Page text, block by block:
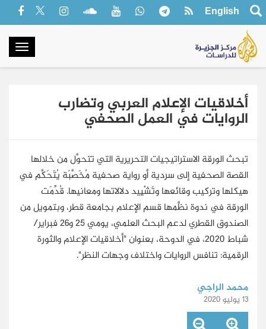
English
أخلاقيات الإعلام العربي وتضارب
الروايات في العمل الصحفي
تبحث الورقة الاستراتيجيات التحريرية التي تتحوَّل من خلالها
القصة الصحفية إلى سردية أو رواية صحفية مُخَصَّبَة يُتَحَكَّم في
هيكلها وتركيب وقائعها وتَشْيِيد دلالاتها ومعانيها. قُدِّمَت
الورقة في ندوة نظَّمها قسم الإعلام بجامعة قطر، وبتمويل من
الصندوق القطري لدعم البحث العلمي، يومي 25 و26 فبراير/
شباط 2020، في الدوحة، بعنوان "أخلاقيات الإعلام والثورة
الرقمية: تنافس الروايات واختلاف وجهات النظر".
محمد الراجي
13 يوليو 2020